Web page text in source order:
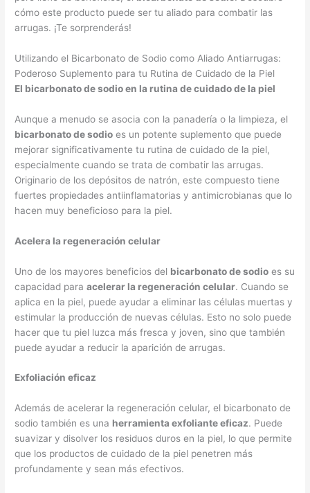
cómo este producto puede ser tu aliado para combatir las
arrugas. ¡Te sorprenderás!
Utilizando el Bicarbonato de Sodio como Aliado Antiarrugas:
Poderoso Suplemento para tu Rutina de Cuidado de la Piel
El bicarbonato de sodio en la rutina de cuidado de la piel
Aunque a menudo se asocia con la panadería o la limpieza, el
bicarbonato de sodio es un potente suplemento que puede
mejorar significativamente tu rutina de cuidado de la piel,
especialmente cuando se trata de combatir las arrugas.
Originario de los depósitos de natrón, este compuesto tiene
fuertes propiedades antiinflamatorias y antimicrobianas que lo
hacen muy beneficioso para la piel.
Acelera la regeneración celular
Uno de los mayores beneficios del bicarbonato de sodio es su
capacidad paraacelerar la regeneración celular. Cuando se
aplica en la piel, puede ayudar a eliminar las células muertas y
estimular la producción de nuevas células. Esto no solo puede
hacer que tu piel luzca más fresca y joven, sino que también
puede ayudar a reducir la aparición de arrugas.
Exfoliación eficaz
Además de acelerar la regeneración celular, el bicarbonato de
sodio también es una herramienta exfoliante eficaz. Puede
suavizar y disolver los residuos duros en la piel, lo que permite
que los productos de cuidado de la piel penetren más
profundamente y sean más efectivos.